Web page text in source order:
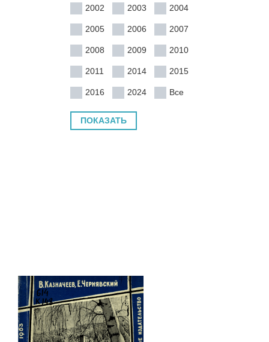
2002 2003 2004
2005 2006 2007
2008 2009 2010
2011 2014 2015
2016 2024 Все